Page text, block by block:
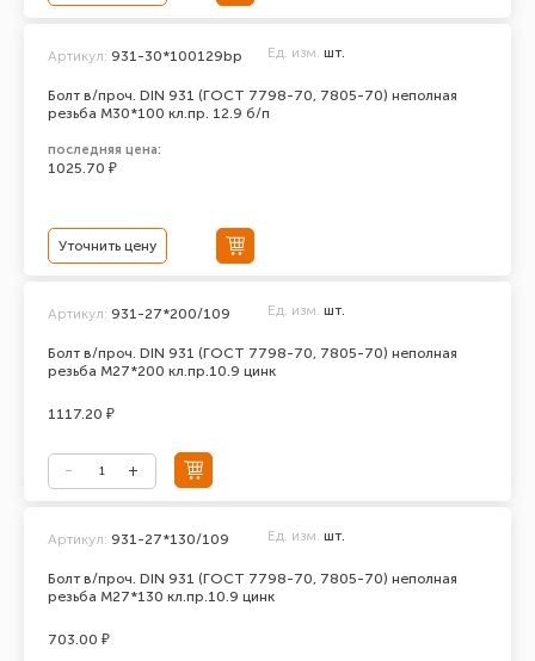
Болт в/проч. DIN 931 (ГОСТ 7798-70, 7805-70) неполная
резьба М30*100 кл.пр. 12.9 б/п
Артикул: 931-30*100129bp Ед. изм. шт.
последняя цена:
1025.70 ₽
Уточнить цену
Болт в/проч. DIN 931 (ГОСТ 7798-70, 7805-70) неполная
резьба М27*200 кл.пр.10.9 цинк
Артикул: 931-27*200/109 Ед. изм. шт.
1117.20 ₽
Болт в/проч. DIN 931 (ГОСТ 7798-70, 7805-70) неполная
резьба М27*130 кл.пр.10.9 цинк
Артикул: 931-27*130/109 Ед. изм. шт.
703.00 ₽